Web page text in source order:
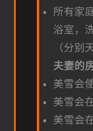
所有家
浴室，
（分别
夫妻的
美雪会
美雪会
美雪会